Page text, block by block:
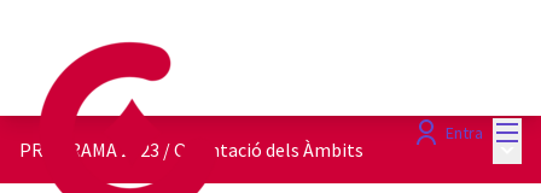
Entra
PROGRAMA 2023 /Orientació dels Àmbits